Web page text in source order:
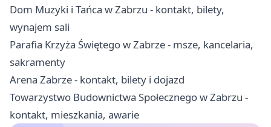
Dom Muzyki i Tańca w Zabrzu - kontakt, bilety,
wynajem sali
Parafia Krzyża Świętego w Zabrze - msze, kancelaria,
sakramenty
Arena Zabrze - kontakt, bilety i dojazd
Towarzystwo Budownictwa Społecznego w Zabrzu -
kontakt, mieszkania, awarie